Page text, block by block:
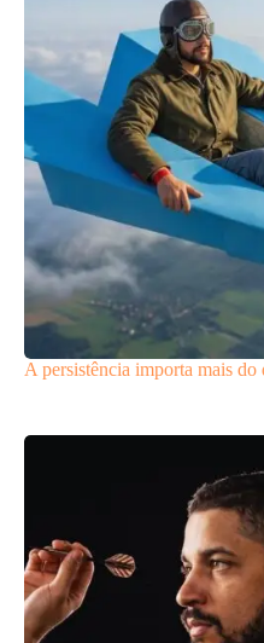
A persistência importa mais do